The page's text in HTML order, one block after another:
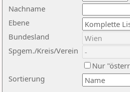
Nachname
Ebene
Sortierung
Bundesland
Spgem./Kreis/Verein
Nur